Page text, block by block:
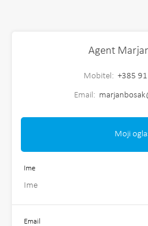
Agent
Mobitel: +385
Email:
Moji
Ime
Email